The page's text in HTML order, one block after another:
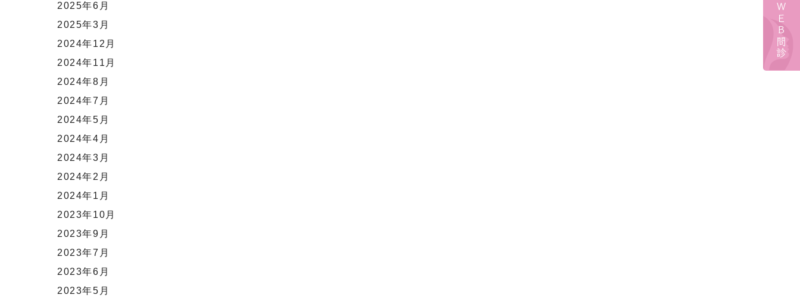
ＷＥＢ問診
2025年6月
2025年3月
2024年12月
2024年11月
2024年8月
2024年7月
2024年5月
2024年4月
2024年3月
2024年2月
2024年1月
2023年10月
2023年9月
2023年7月
2023年6月
2023年5月